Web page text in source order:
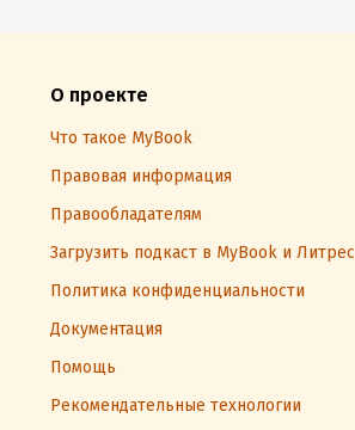
О проекте
Что такое MyBook
Правовая информация
Правообладателям
Загрузить подкаст в MyBook и Литрес
Политика конфиденциальности
Документация
Помощь
Рекомендательные технологии